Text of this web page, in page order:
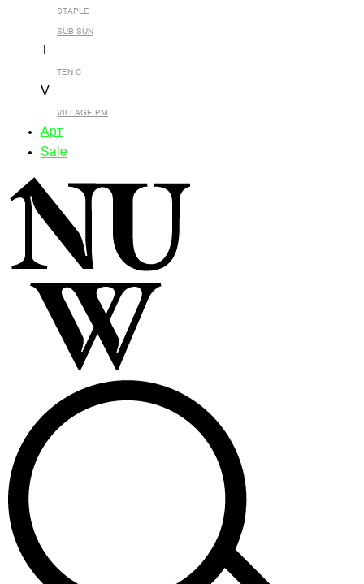
STAPLE
SUB SUN
TEN C
V
VILLAGE PM
Арт
Sale